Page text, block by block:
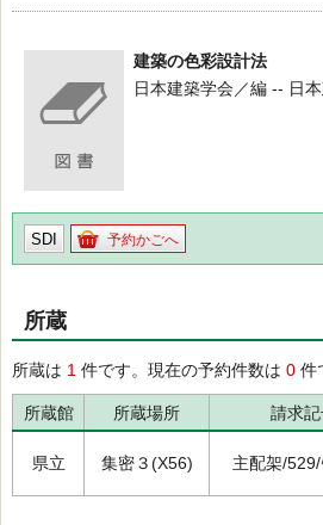
建築の色彩設計法
日本建築学会／編 -- 日
SDI 予約かごへ
所蔵
所蔵は 1 件です。現在の予約件数は 0 件
所蔵館 所蔵場所 請求
県立 集密３(X56) 主配架/529/